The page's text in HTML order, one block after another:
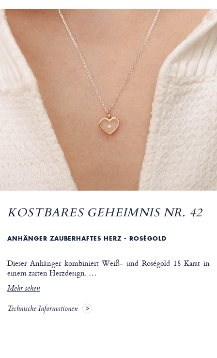
KOSTBARES GEHEIMNIS NR. 42
ANHÄNGER ZAUBERHAFTES HERZ - ROSÉGOLD
Dieser Anhänger kombiniert Weiß- und Roségold 18 Karat in
einem zarten Herzdesign. …
Mehr sehen
Technische Informationen